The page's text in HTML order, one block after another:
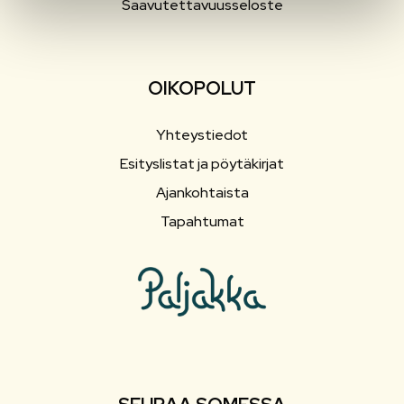
Saavutettavuusseloste
OIKOPOLUT
Yhteystiedot
Esityslistat ja pöytäkirjat
Ajankohtaista
Tapahtumat